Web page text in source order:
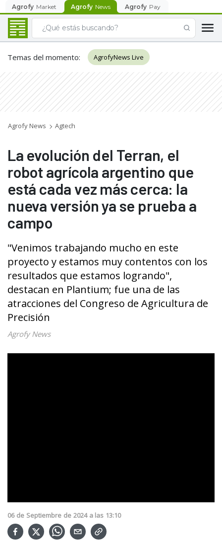
Agrofy Market Agrofy News Agrofy Pay
Temas del momento: AgrofyNews Live
Agrofy News Agtech
La evolución del Terran, el
robot agrícola argentino que
está cada vez más cerca: la
nueva versión ya se prueba a
campo
"Venimos trabajando mucho en este
proyecto y estamos muy contentos con los
resultados que estamos logrando",
destacan en Plantium; fue una de las
atracciones del Congreso de Agricultura de
Precisión
Agrofy News
06 de Septiembre de 2024 a las 13:10